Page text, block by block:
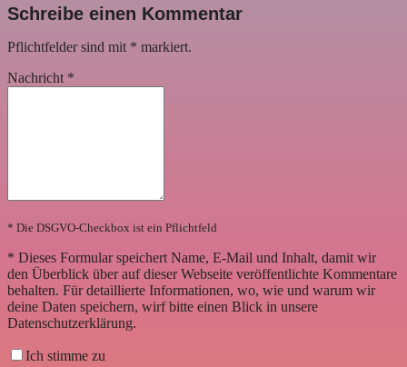
Schreibe einen Kommentar
Pflichtfelder sind mit * markiert.
Nachricht *
* Die DSGVO-Checkbox ist ein Pflichtfeld
* Dieses Formular speichert Name, E-Mail und Inhalt, damit wir
den Überblick über auf dieser Webseite veröffentlichte Kommentare
behalten. Für detaillierte Informationen, wo, wie und warum wir
deine Daten speichern, wirf bitte einen Blick in unsere
Datenschutzerklärung.
Ich stimme zu